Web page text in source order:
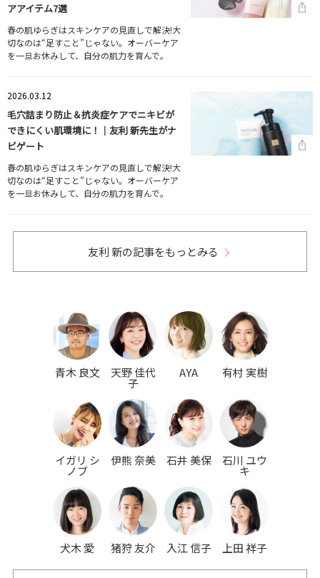
アアイテム7選
春の肌ゆらぎはスキンケアの見直しで解決!大
切なのは“足すこと”じゃない。オーバーケア
を一旦お休みして、自分の肌力を育んで。
2026.03.12
毛穴詰まり防止＆抗炎症ケアでニキビが
できにくい肌環境に！｜友利 新先生がナ
ビゲート
春の肌ゆらぎはスキンケアの見直しで解決!大
切なのは“足すこと”じゃない。オーバーケア
を一旦お休みして、自分の肌力を育んで。
友利 新の記事をもっとみる
青木 良文 天野 佳代
子
AYA 有村 実樹
イガリ シ
ノブ
伊熊 奈美 石井 美保 石川 ユウ
キ
犬木 愛 猪狩 友介 入江 信子 上田 祥子